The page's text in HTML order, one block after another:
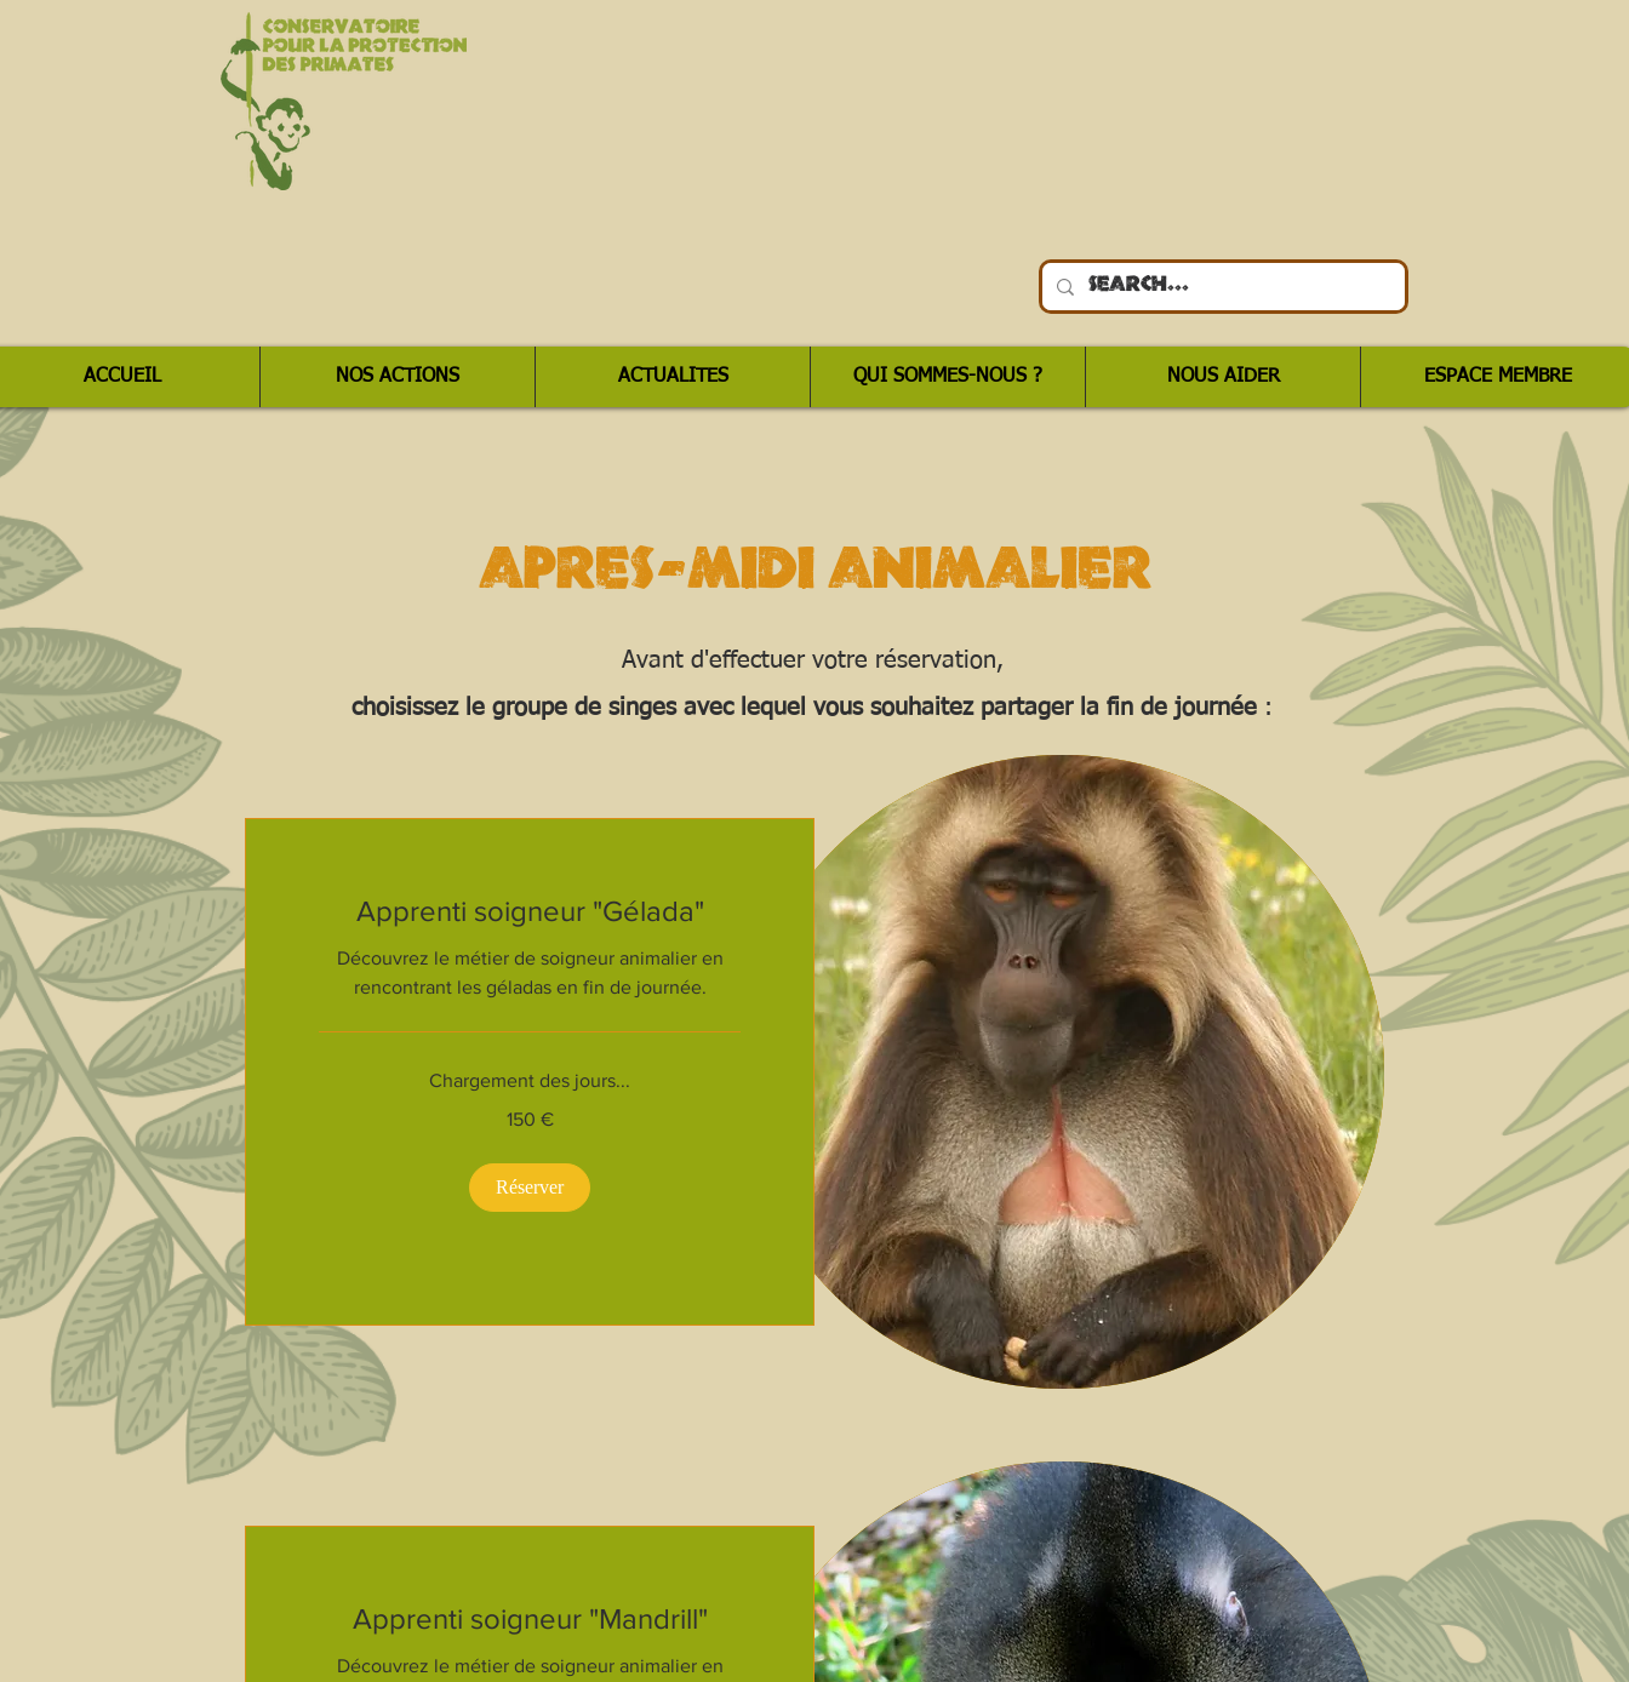
ACCUEIL NOS ACTIONS ACTUALITES QUI SOMMES-NOUS ? NOUS AIDER ESPACE MEMBRE
Apres-midi animalier
Avant d'effectuer votre réservation,
choisissez le groupe de singes avec lequel vous souhaitez partager la fin de journée :
Apprenti soigneur "Gélada"
Découvrez le métier de soigneur animalier en
rencontrant les géladas en fin de journée.
Chargement des jours...
150 €
Réserver
Apprenti soigneur "Mandrill"
Découvrez le métier de soigneur animalier en